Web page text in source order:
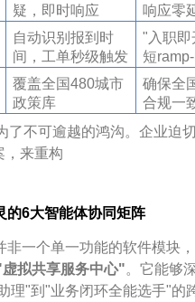
疑，即时响应
响应零
自动识别报到时
间，工单秒级触发
"入职即
短
覆盖全国480城市
政策库
确保全
合规一
了不可逾越的鸿沟。企业迫
，来重构
6大智能体协同矩阵
非一个单一功能的软件模块
拟共享服务中心"。它能够
"到"业务闭环全能选手"的